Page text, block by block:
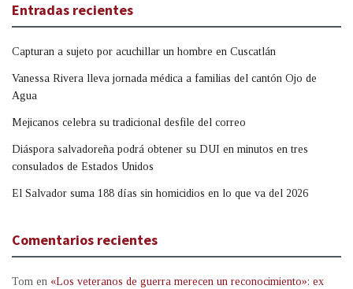
Entradas recientes
Capturan a sujeto por acuchillar un hombre en Cuscatlán
Vanessa Rivera lleva jornada médica a familias del cantón Ojo de
Agua
Mejicanos celebra su tradicional desfile del correo
Diáspora salvadoreña podrá obtener su DUI en minutos en tres
consulados de Estados Unidos
El Salvador suma 188 días sin homicidios en lo que va del 2026
Comentarios recientes
Tom en «Los veteranos de guerra merecen un reconocimiento»: ex